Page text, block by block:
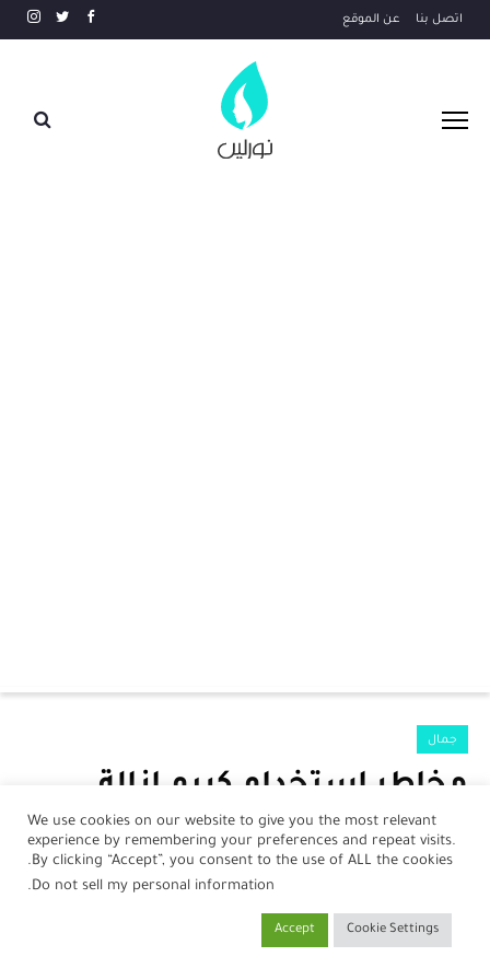
اتصل بنا عن الموقع
الرضع
جمال
صحة
جمال
مخاطر استخدام كريم إزالة
الشعر
بواسطةنورلين أحمدفي 22 أغسطس، 2024
We use cookies on our website to give you the most relevant
experience by remembering your preferences and repeat visits.
By clicking “Accept”, you consent to the use of ALL the cookies.
Do not sell my personal information
.
Cookie Settings
Accept